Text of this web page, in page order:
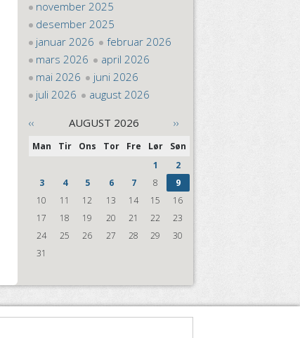
november 2025
desember 2025
januar 2026
februar 2026
mars 2026
april 2026
mai 2026
juni 2026
juli 2026
august 2026
‹‹
››
AUGUST 2026
Man Tir Ons Tor Fre Lør
Søn
1
2
3
4 5 6 7 8
9
10
11 12 13 14 15
16
17
18 19 20 21 22
23
24
25 26 27 28 29
30
31